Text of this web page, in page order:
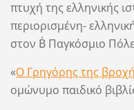
πτυχή της ελληνικής
περιορισμένη-
στον Β΄ Παγκόσμιο
«Ο Γρηγόρης της
ομώνυμο παιδικό